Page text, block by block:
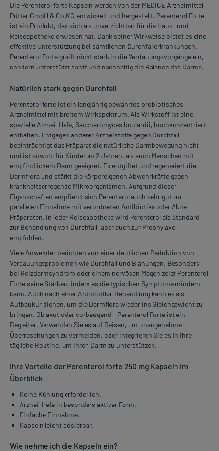
Die Perenterol forte Kapseln werden von der MEDICE Arzneimittel
Pütter GmbH & Co.KG entwickelt und hergestellt. Perenterol Forte
ist ein Produkt, das sich als unverzichtbar für die Haus- und
Reiseapotheke erwiesen hat. Dank seiner Wirkweise bietet es eine
effektive Unterstützung bei sämtlichen Durchfallerkrankungen.
Perenterol Forte greift nicht stark in die Verdauungsvorgänge ein,
sondern unterstützt sanft und nachhaltig die Balance des Darms.
Natürlich stark gegen Durchfall
Perenterol forte ist ein langjährig bewährtes probiotisches
Arzneimittel mit breitem Wirkspektrum. Als Wirkstoff ist eine
spezielle Arznei-Hefe, Saccharomyces boulardii, hochkonzentriert
enthalten. Entgegen anderer Arzneistoffe gegen Durchfall
beeinträchtigt das Präparat die natürliche Darmbewegung nicht
und ist sowohl für Kinder ab 2 Jahren, als auch Menschen mit
empfindlichem Darm geeignet. Es entgiftet und regeneriert die
Darmflora und stärkt die körpereigenen Abwehrkräfte gegen
krankheitserregende Mikroorganismen. Aufgrund dieser
Eigenschaften empfiehlt sich Perenterol auch sehr gut zur
parallelen Einnahme mit verordneten Antibiotika oder Akne-
Präparaten. In jeder Reiseapotheke wird Perenterol als Standard
zur Behandlung von Durchfall, aber auch zur Prophylaxe
empfohlen.
Viele Anwender berichten von einer deutlichen Reduktion von
Verdauungsproblemen wie Durchfall und Blähungen. Besonders
bei Reizdarmsyndrom oder einem nervösen Magen zeigt Perenterol
Forte seine Stärken, indem es die typischen Symptome mindern
kann. Auch nach einer Antibiotika-Behandlung kann es als
Aufbaukur dienen, um die Darmflora wieder ins Gleichgewicht zu
bringen. Ob akut oder vorbeugend - Perenterol Forte ist ein
Begleiter. Verwenden Sie es auf Reisen, um unangenehme
Überraschungen zu vermeiden, oder integrieren Sie es in Ihre
tägliche Routine, um Ihren Darm zu unterstützen.
Ihre Vorteile der Perenterol forte 250 mg Kapseln im
Überblick
Keine Kühlung erforderlich.
Arznei-Hefe in besonders aktiver Form.
Einfache Einnahme.
Kapseln leicht dosierbar.
Wie nehme ich die Kapseln ein?